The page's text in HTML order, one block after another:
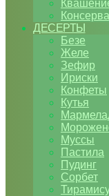
ДЕСЕРТЫ
Безе
Желе
Зефир
Ириски
Конфеты
Кутья
Муссы
Пастила
Пудинг
Сорбет